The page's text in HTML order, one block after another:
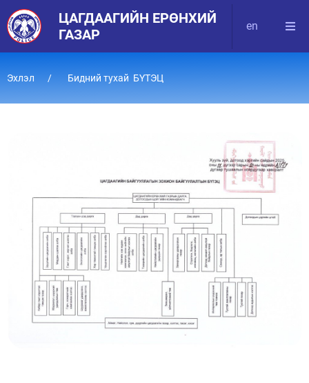
ЦАГДААГИЙН ЕРӨНХИЙ
ГАЗАР
en
Эхлэл Бидний тухай БҮТЭЦ